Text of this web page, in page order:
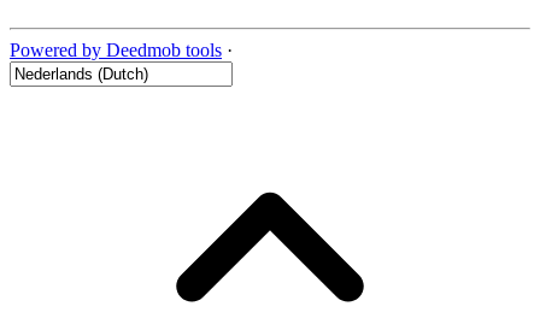
Powered by Deedmob tools ·